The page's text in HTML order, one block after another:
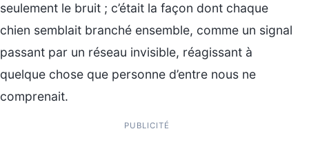
seulement le bruit ; c’était la façon dont chaque
chien semblait branché ensemble, comme un signal
passant par un réseau invisible, réagissant à
quelque chose que personne d’entre nous ne
comprenait.
PUBLICITÉ